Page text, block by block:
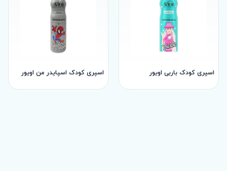
اسپری کودک باربی اویور اسپری کودک اسپایدر من اویور